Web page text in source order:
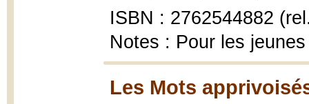
ISBN : 2762544882
Notes : Pour les jeunes
Les Mots